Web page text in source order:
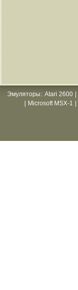
Эмуляторы : Atari 2600
Microsoft MSX-1